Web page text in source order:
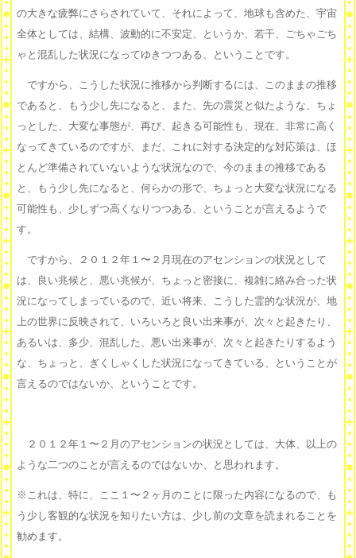
の大きな疲弊にさらされていて、それによって、地球も含めた、宇宙
全体としては、結構、波動的に不安定、というか、若干、ごちゃごち
ゃと混乱した状況になってゆきつつある、ということです。
ですから、こうした状況に推移から判断するには、このままの推移
であると、もう少し先になると、また、先の震災と似たような、ちょ
っとした、大変な事態が、再び、起きる可能性も、現在、非常に高く
なってきているのですが、まだ、これに対する決定的な対応策は、ほ
とんど準備されていないような状況なので、今のままの推移である
と、もう少し先になると、何らかの形で、ちょっと大変な状況になる
可能性も、少しずつ高くなりつつある、ということが言えるようで
す。
ですから、２０１２年１〜２月現在のアセンションの状況として
は、良い兆候と、悪い兆候が、ちょっと密接に、複雑に絡み合った状
況になってしまっているので、近い将来、こうした霊的な状況が、地
上の世界に反映されて、いろいろと良い出来事が、次々と起きたり、
あるいは、多少、混乱した、悪い出来事が、次々と起きたりするよう
な、ちょっと、ぎくしゃくした状況になってきている、ということが
言えるのではないか、ということです。
２０１２年１〜２月のアセンションの状況としては、大体、以上の
ような二つのことが言えるのではないか、と思われます。
※これは、特に、ここ１〜２ヶ月のことに限った内容になるので、も
う少し客観的な状況を知りたい方は、少し前の文章を読まれることを
勧めます。